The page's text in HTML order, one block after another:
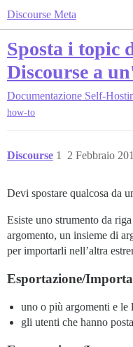
Discourse Meta
Sposta i topic
Discourse a
Documentazione Self-
how-to
Discourse 2 Febbraio
1
Devi spostare qualcosa da
Esiste uno strumento da
argomento, un insieme di
per importarli nell’altra
Esportazione/
uno o più argomenti e le
gli utenti che hanno